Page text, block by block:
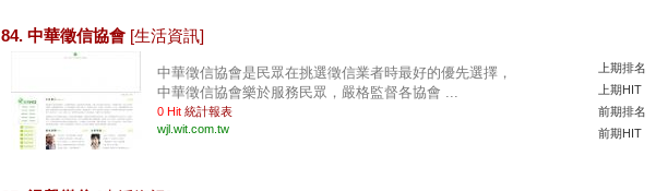
84. 中華徵信協會 [生活資訊]
中華徵信協會是民眾在挑選徵信業者時最好的優先選擇，
中華徵信協會樂於服務民眾，嚴格監督各協會 ...
0 Hit 統計報表
wjl.wit.com.tw
上期排名
上期HIT
前期排名
前期HIT